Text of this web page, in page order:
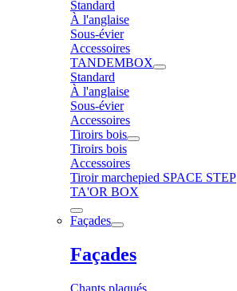
Standard
À l'anglaise
Sous-évier
Accessoires
TANDEMBOX
Standard
À l'anglaise
Sous-évier
Accessoires
Tiroirs bois
Tiroirs bois
Accessoires
Tiroir marchepied SPACE STEP
TA'OR BOX
Façades
Façades
Chants plaqués